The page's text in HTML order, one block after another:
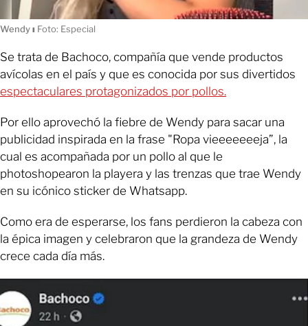
Wendyı Foto: Especial
Se trata de Bachoco, compañía que vende productos
avícolas en el país y que es conocida por sus divertidos
espectaculares protagonizados por pollos.
Por ello aprovechó la fiebre de Wendy para sacar una
publicidad inspirada en la frase "Ropa vieeeeeeeja”, la
cual es acompañada por un pollo al que le
photoshopearon la playera y las trenzas que trae Wendy
en su icónico sticker de Whatsapp.
Como era de esperarse, los fans perdieron la cabeza con
la épica imagen y celebraron que la grandeza de Wendy
crece cada día más.